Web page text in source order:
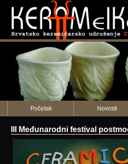
Početak Novosti
III Međunarodni festival